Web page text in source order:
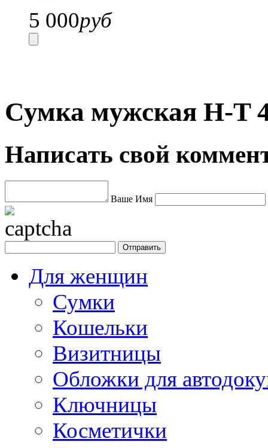
5 000руб
Сумка мужская H-T
Написать свой
Ваше Имя
Для женщин
Сумки
Кошельки
Визитницы
Обложки для
Ключницы
Косметички